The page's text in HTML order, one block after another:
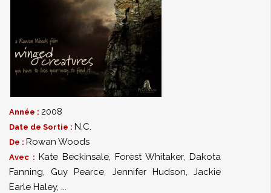
Année : 2008
Date de Sortie : N.C.
De : Rowan Woods
Avec : Kate Beckinsale, Forest Whitaker, Dakota
Fanning, Guy Pearce, Jennifer Hudson,Jackie
Earle Haley, ...